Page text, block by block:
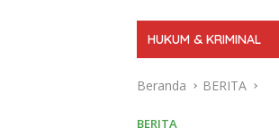
HUKUM & KRIMINAL
Beranda BERITA
BERITA